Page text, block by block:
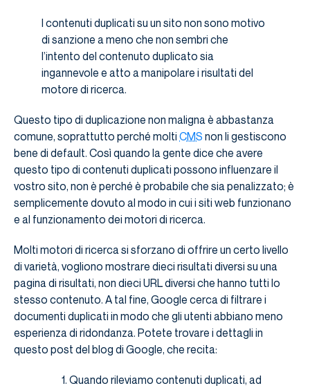
I contenuti duplicati su un sito non sono motivo
di sanzione a meno che non sembri che
l’intento del contenuto duplicato sia
ingannevole e atto a manipolare i risultati del
motore di ricerca.
Questo tipo di duplicazione non maligna è abbastanza
comune, soprattutto perché molti CMS non li gestiscono
bene di default. Così quando la gente dice che avere
questo tipo di contenuti duplicati possono influenzare il
vostro sito, non è perché è probabile che sia penalizzato; è
semplicemente dovuto al modo in cui i siti web funzionano
e al funzionamento dei motori di ricerca.
Molti motori di ricerca si sforzano di offrire un certo livello
di varietà, vogliono mostrare dieci risultati diversi su una
pagina di risultati, non dieci URL diversi che hanno tutti lo
stesso contenuto. A tal fine, Google cerca di filtrare i
documenti duplicati in modo che gli utenti abbiano meno
esperienza di ridondanza. Potete trovare i dettagli in
questo post del blog di Google, che recita:
Quando rileviamo contenuti duplicati, ad